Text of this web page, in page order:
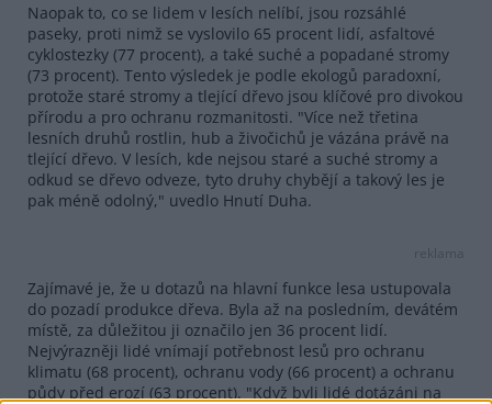
Naopak to, co se lidem v lesích nelíbí, jsou rozsáhlé
paseky, proti nimž se vyslovilo 65 procent lidí, asfaltové
cyklostezky (77 procent), a také suché a popadané stromy
(73 procent). Tento výsledek je podle ekologů paradoxní,
protože staré stromy a tlející dřevo jsou klíčové pro divokou
přírodu a pro ochranu rozmanitosti. "Více než třetina
lesních druhů rostlin, hub a živočichů je vázána právě na
tlející dřevo. V lesích, kde nejsou staré a suché stromy a
odkud se dřevo odveze, tyto druhy chybějí a takový les je
pak méně odolný," uvedlo Hnutí Duha.
reklama
Zajímavé je, že u dotazů na hlavní funkce lesa ustupovala
do pozadí produkce dřeva. Byla až na posledním, devátém
místě, za důležitou ji označilo jen 36 procent lidí.
Nejvýrazněji lidé vnímají potřebnost lesů pro ochranu
klimatu (68 procent), ochranu vody (66 procent) a ochranu
půdy před erozí (63 procent). "Když byli lidé dotázáni na